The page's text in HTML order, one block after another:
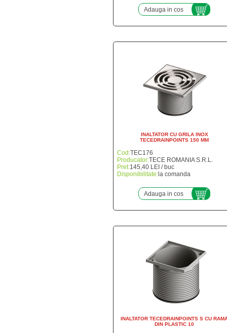
Adauga in cos
INALTATOR CU GRILA INOX
TECEDRAINPOINTS 150 MM
Cod:TEC176
Producator:TECE ROMANIA S.R.L.
Pret:145,40 LEI / buc
Disponibilitate: la comanda
Adauga in cos
INALTATOR TECEDRAINPOINTS S CU
DIN PLASTIC 10